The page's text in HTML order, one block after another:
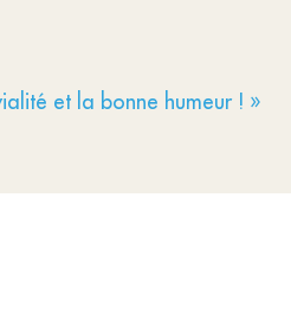
et la bonne humeur ! »